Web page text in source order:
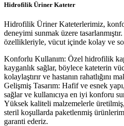
Hidrofilik Üriner Kateter
Hidrofilik Üriner Kateterlerimiz,
deneyimi sunmak üzere tasarlanmıştır.
özellikleriyle, vücut içinde kolay ve
Konforlu Kullanım: Özel hidrofilik
kayganlık sağlar, böylece kateterin
kolaylaştırır ve hastanın rahatlığını
Gelişmiş Tasarım: Hafif ve esnek
sağlar ve kullanıcıya en iyi konforu
Yüksek kaliteli malzemelerle
steril koşullarda paketlenmiş
garanti ederiz.